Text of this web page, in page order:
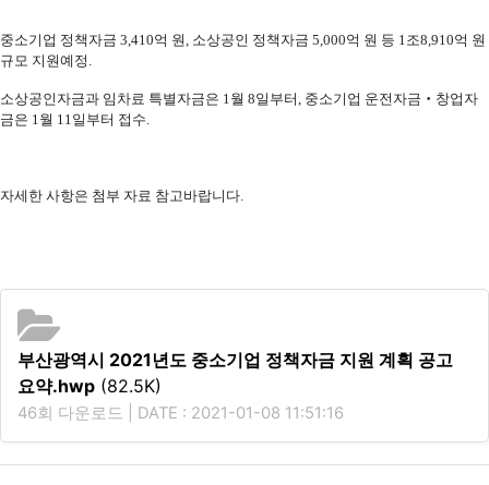
중소기업 정책자금 3,410억 원, 소상공인 정책자금 5,000억 원 등 1조8,910억 원
규모 지원예정.
소상공인자금과 임차료 특별자금은 1월 8일부터, 중소기업 운전자금‧창업자
금은 1월 11일부터 접수.
자세한 사항은 첨부 자료 참고바랍니다.
부산광역시 2021년도 중소기업 정책자금 지원 계획 공고
요약.hwp (82.5K)
46회 다운로드 | DATE : 2021-01-08 11:51:16